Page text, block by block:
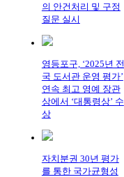
의 안건처리 및 구정
질문 실시
영등포구, ‘2025년 전
국 도서관 운영 평가’
연속 최고 영예 장관
상에서 ‘대통령상’ 수
상
자치분권 30년 평가
를 통한 국가균형성